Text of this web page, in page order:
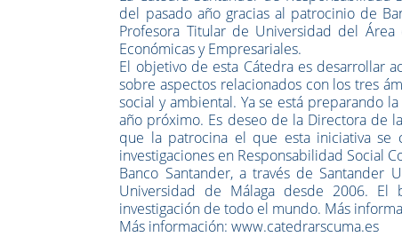
del pasado año gracias al patrocinio de
Profesora Titular de Universidad del
Económicas y Empresariales.
El objetivo de esta Cátedra es desarrollar
sobre aspectos relacionados con los tres
social y ambiental. Ya se está preparando
año próximo. Es deseo de la Directora de
que la patrocina el que esta iniciativa se
investigaciones en Responsabilidad Social
Banco Santander, a través de Santander
Universidad de Málaga desde 2006.
investigación de todo el mundo. Más
Más información: www.catedrarscuma.es